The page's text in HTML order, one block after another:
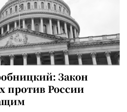
Закон
против России